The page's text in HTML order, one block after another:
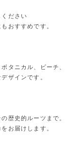
ださい
おすすめです。
タニカル、ビーチ、
ザインです。
歴史的ルーツまで。
お届けします。